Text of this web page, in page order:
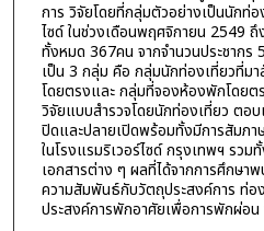
การ วิจัยโดยที่กลุ่มตัวอย่างเป็นนักท่อ
ไซด์ ในช่วงเดือนพฤศจิกายน 2549
ทั้งหมด 367คน จากจำนวนประชาก
เป็น 3 กลุ่ม คือ กลุ่มนักท่องเที่ยวที่ม
โดยตรงและ กลุ่มที่จองห้องพักโดยต
วิจัยแบบสำรวจโดยนักท่องเที่ยว ตอ
ปิดและปลายเปิดพร้อมทั้งมีการสัมภ
ในโรงแรมริเวอร์ไซด์ กรุงเทพฯ รว
เอกสารต่าง ๆ ผลที่ได้จากการศึกษ
ความสัมพันธ์กับวัตถุประสงค์การ ท่อ
ประสงค์การพักอาศัยเพื่อการพักผ่อ